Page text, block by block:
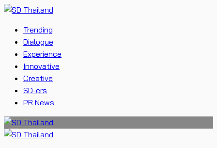
Trending
Dialogue
Experience
Innovative
Creative
SD-ers
PR News